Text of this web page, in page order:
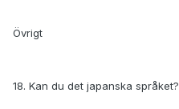
Övrigt
18. Kan du det japanska språket?